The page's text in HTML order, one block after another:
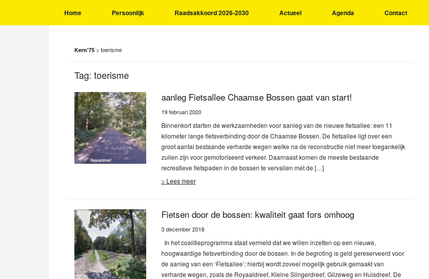
Home Persoonlijk Raadsakkoord 2026-2030 Actueel Agenda Contact
Kern'75 > toerisme
Tag: toerisme
aanleg Fietsallee Chaamse Bossen gaat van start!
19 februari 2020
Binnenkort starten de werkzaamheden voor aanleg van de nieuwe fietsallee: een 11
kilometer lange fietsverbinding door de Chaamse Bossen. De fietsallee ligt over een
groot aantal bestaande verharde wegen welke na de reconstructie niet meer toegankelijk
zullen zijn voor gemotoriseerd verkeer. Daarnaast komen de meeste bestaande
recreatieve fietspaden in de bossen te vervallen met de […]
> Lees meer
Fietsen door de bossen: kwaliteit gaat fors omhoog
3 december 2018
In het coalitieprogramma staat vermeld dat we willen inzetten op een nieuwe,
hoogwaardige fietsverbinding door de bossen. In de begroting is geld gereserveerd voor
de aanleg van een ‘Fietsallee’: hierbij wordt zoveel mogelijk gebruik gemaakt van
verharde wegen, zoals de Royaaldreef, Kleine Slingerdreef, Gilzeweg en Huisdreef. De